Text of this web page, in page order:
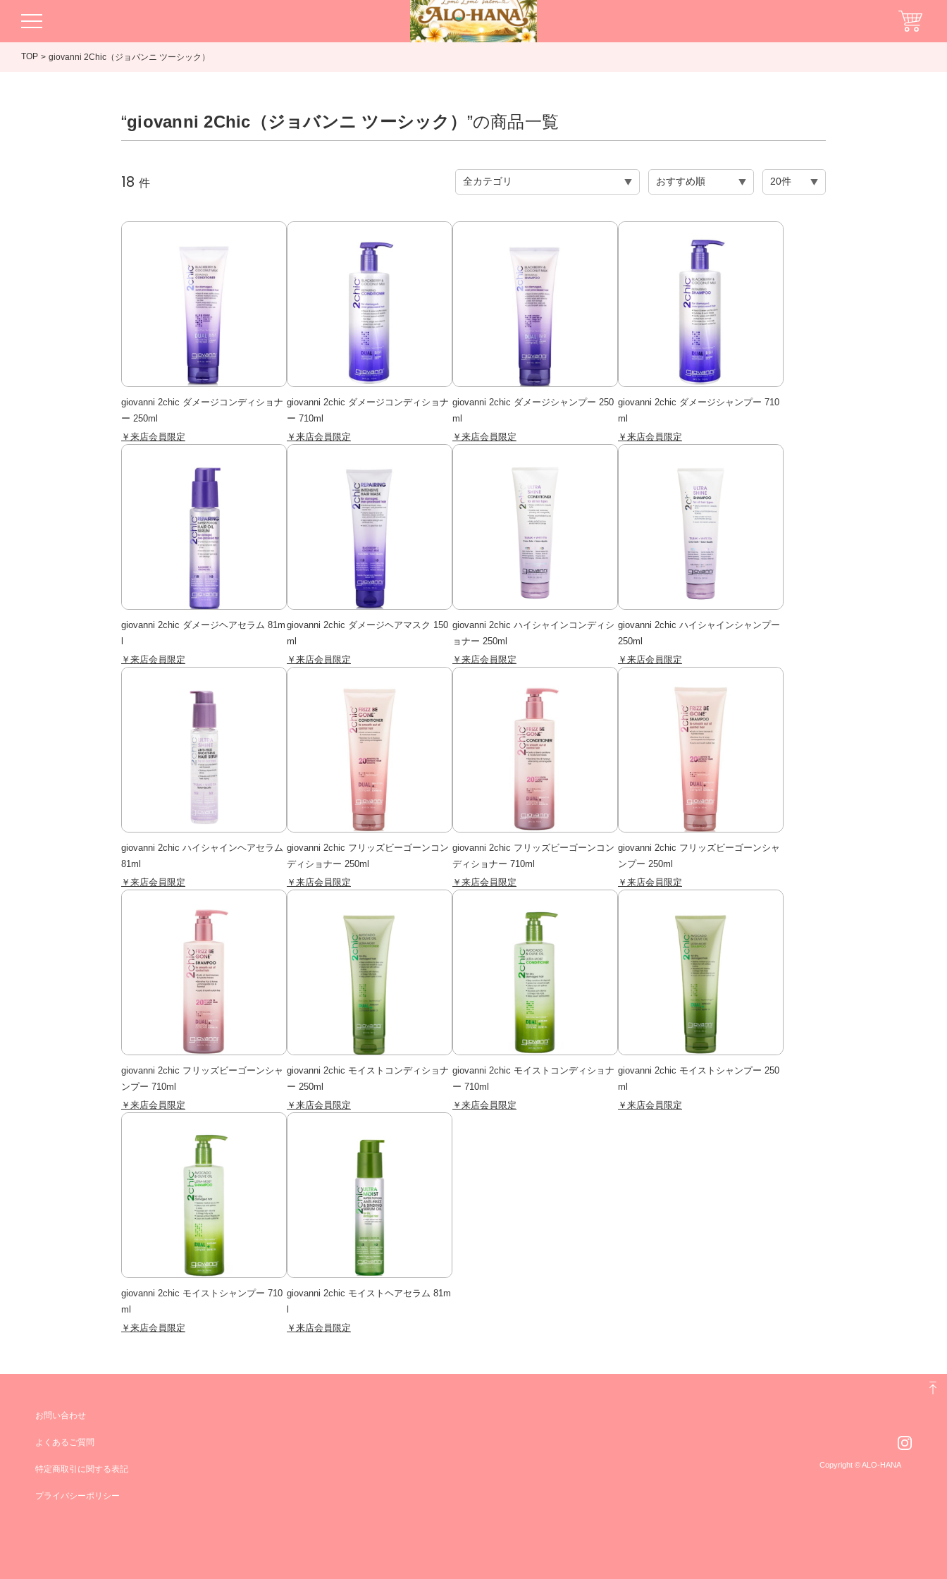
TOP giovanni 2Chic（ジョバンニ ツーシック）
“giovanni 2Chic（ジョバンニ ツーシック） ”の商品一覧
18 件
giovanni 2chic ダメージコンディショナ
ー 250ml
￥来店会員限定
giovanni 2chic ダメージコンディショナ
ー 710ml
￥来店会員限定
giovanni 2chic ダメージシャンプー 250
ml
￥来店会員限定
giovanni 2chic ダメージシャンプー 710
ml
￥来店会員限定
giovanni 2chic ダメージヘアセラム 81m
￥来店会員限定
giovanni 2chic ダメージヘアマスク 150
ml
￥来店会員限定
giovanni 2chic ハイシャインコンディシ
ョナー 250ml
￥来店会員限定
giovanni 2chic ハイシャインシャンプー
250ml
￥来店会員限定
giovanni 2chic ハイシャインヘアセラム
81ml
￥来店会員限定
giovanni 2chic フリッズビーゴーンコン
ディショナー 250ml
￥来店会員限定
giovanni 2chic フリッズビーゴーンコン
ディショナー 710ml
￥来店会員限定
giovanni 2chic フリッズビーゴーンシャ
ンプー 250ml
￥来店会員限定
giovanni 2chic フリッズビーゴーンシャ
ンプー 710ml
￥来店会員限定
giovanni 2chic モイストコンディショナ
ー 250ml
￥来店会員限定
giovanni 2chic モイストコンディショナ
ー 710ml
￥来店会員限定
giovanni 2chic モイストシャンプー 250
ml
￥来店会員限定
giovanni 2chic モイストシャンプー 710
ml
￥来店会員限定
giovanni 2chic モイストヘアセラム 81m
￥来店会員限定
お問い合わせ
よくあるご質問
特定商取引に関する表記
プライバシーポリシー
Copyright © ALO-HANA